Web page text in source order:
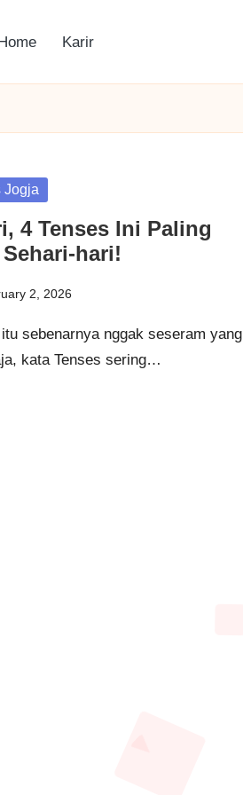
Karir
Jogja
4 Tenses Ini Paling
hari!
2, 2026
sebenarnya nggak seseram yang
kata Tenses sering…